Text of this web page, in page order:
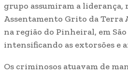
grupo assumiram a liderança,
Assentamento Grito da Terra
na região do Pinheiral, em São
intensificando as extorsões e
Os criminosos atuavam de